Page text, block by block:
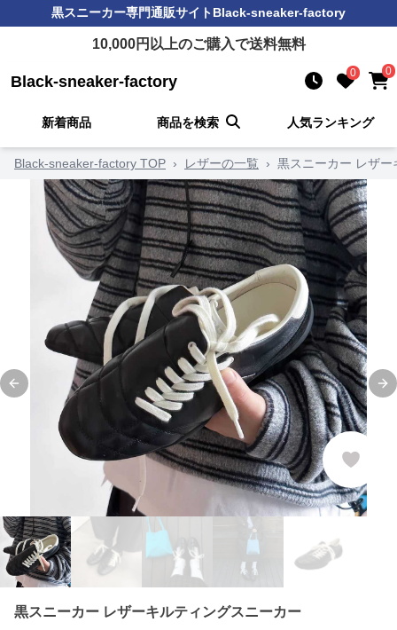
黒スニーカー専門通販サイトBlack-sneaker-factory
10,000円以上のご購入で送料無料
Black-sneaker-factory 0 0
新着商品 商品を検索 人気ランキング
Black-sneaker-factory TOP › レザーの一覧 › 黒スニーカー レザ
Previous slide
黒スニーカー レザーキルティングスニーカー